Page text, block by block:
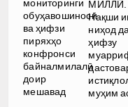
мониторинги
обуҳавошиносӣ
ва ҳифзи
пиряхҳо
конфронси
байналмилалӣ
доир
мешавад
МИЛЛӢ.
Нақши
ниҳод
ҳифзу
муҳим